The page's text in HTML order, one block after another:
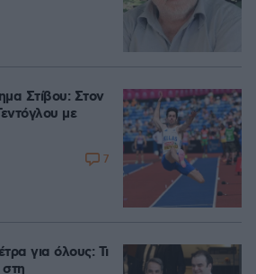
Στίβου: Στον
με
7
για όλους: Τι